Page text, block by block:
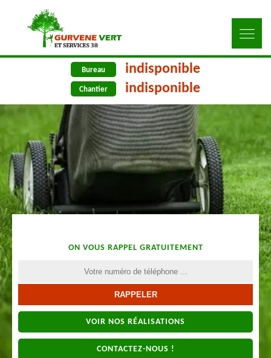
Bureau indisponible
Chantier indisponible
ON VOUS RAPPEL GRATUITEMENT
VOIR NOS RÉALISATIONS
CONTACTEZ-NOUS !